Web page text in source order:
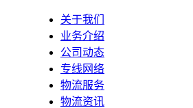
关于我们
业务介绍
公司动态
专线网络
物流服务
物流资讯